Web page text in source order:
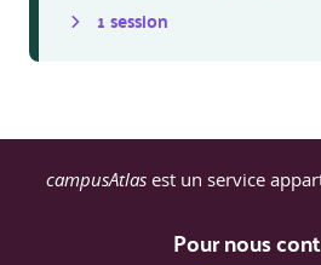
1session
campusAtlas est un service
Pour nous